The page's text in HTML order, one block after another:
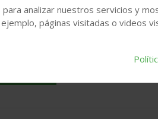
clientes, que están sometidos
materiales y soluciones.Para
de las empresas”, concluye
analizar nuestros servicios y
páginas visitadas o videos